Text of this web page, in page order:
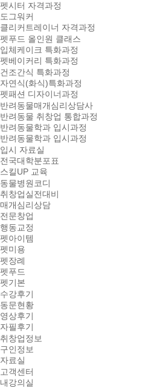
펫시터 자격과정
도그워커
클리커트레이너 자격과정
펫푸드 올인원 클래스
입체케이크 특화과정
펫베이커리 특화과정
건조간식 특화과정
자연식(화식)특화과정
펫패션 디자이너과정
반려동물매개심리상담사
반려동물 취창업 통합과정
반려동물학과 입시과정
반려동물학과 입시과정
입시 자료실
전국대학분포표
스킬UP 교육
동물병원코디
취창업실전대비
매개심리상담
전문창업
행동교정
펫아이템
펫미용
펫장례
펫푸드
펫기본
수강후기
동문현황
영상후기
자필후기
취창업정보
구인정보
자료실
고객센터
내강의실